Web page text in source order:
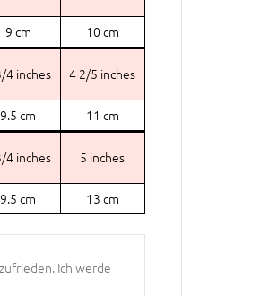
9 cm 10 cm
4 inches 4 2/5 inches
9.5 cm 11 cm
4 inches 5 inches
9.5 cm 13 cm
Ich werde